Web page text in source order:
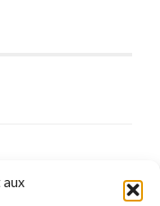
aux
JOUEUSES